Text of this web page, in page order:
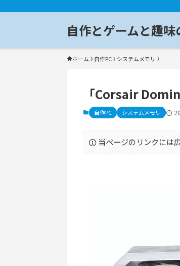
自作とゲームと趣味
ホーム 自作PC システムメモリ
「Corsair
自作PC システムメモリ
当ページのリンクには